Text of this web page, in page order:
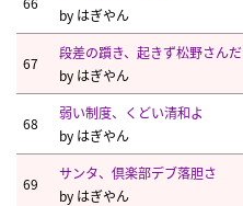
by はぎやん
67
段差の躓き、起きず松野さんだ
by はぎやん
68
弱い制度、くどい清和よ
by はぎやん
69
サンタ、倶楽部デブ落胆さ
by はぎやん